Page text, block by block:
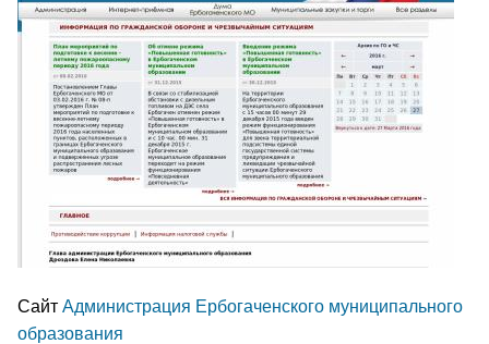
Сайт Администрация Ербогаченского муниципального
образования